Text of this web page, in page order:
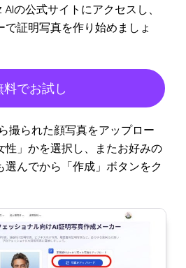
の公式サイトにアクセスし、
証明写真を作り始めましょ
料でお試し
撮られた顔写真をアップロー
性」かを選択し、またお好みの
んでから「作成」ボタンをク